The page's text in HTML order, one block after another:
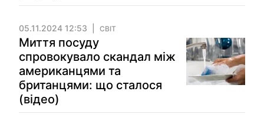
05.11.2024 12:53 СВІТ
Миття посуду
спровокувало скандал між
американцями та
британцями: що сталося
(відео)